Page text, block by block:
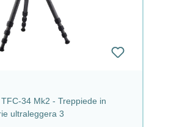
34 Mk2 - Treppiede in
ultraleggera 3